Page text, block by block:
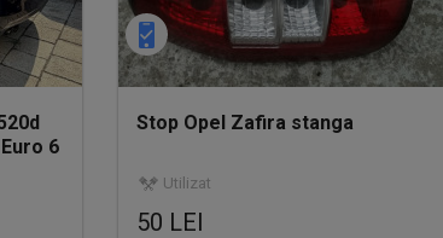
6
Stop Opel Zafira stanga
Utilizat
50 LEI